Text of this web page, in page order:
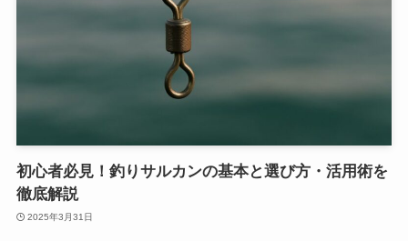
初心者必見！釣りサルカンの基本と選び方・活用術を
徹底解説
2025年3月31日